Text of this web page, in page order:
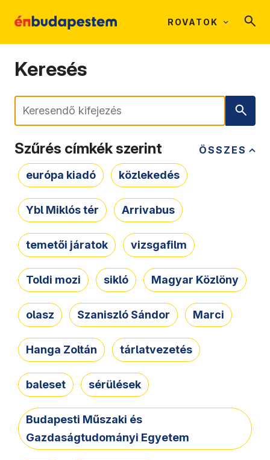
ROVATOK
Keresés
Keresés
ÖSSZES
Szűrés címkék szerint
európa kiadó közlekedés
Ybl Miklós tér Arrivabus
temetői járatok vizsgafilm
Toldi mozi sikló Magyar Közlöny
olasz Szaniszló Sándor Marci
Hanga Zoltán tárlatvezetés
baleset sérülések
Budapesti Műszaki és
Gazdaságtudományi Egyetem